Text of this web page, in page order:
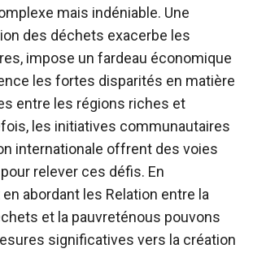
mais indéniable. Une
des déchets exacerbe les
impose un fardeau économique
les fortes disparités en matière
entre les régions riches et
les initiatives communautaires
internationale offrent des voies
relever ces défis. En
abordant les Relation entre la
et la pauvreténous pouvons
significatives vers la création